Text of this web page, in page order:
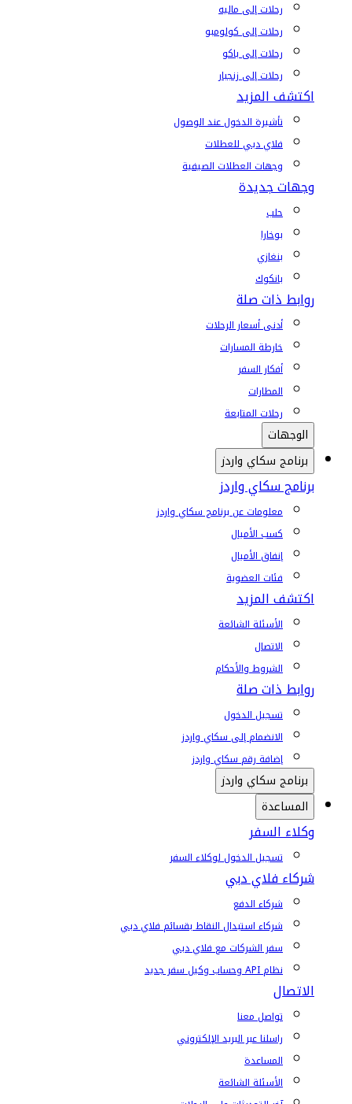
رحلات إلى ماليه
رحلات إلى كولومبو
رحلات إلى باكو
رحلات إلى زنجبار
اكتشف المزيد
تأشيرة الدخول عند الوصول
فلاي دبي للعطلات
وجهات العطلات الصيفية
وجهات جديدة
حلب
بوخارا
بنغازي
بانكوك
روابط ذات صلة
أدنى أسعار الرحلات
خارطة المسارات
أفكار السفر
المطارات
رحلات المتابعة
الوجهات
برنامج سكاي واردز
برنامج سكاي واردز
معلومات عن برنامج سكاي واردز
كسب الأميال
إنفاق الأميال
فئات العضوية
اكتشف المزيد
الأسئلة الشائعة
الاتصال
الشروط والأحكام
روابط ذات صلة
تسجيل الدخول
الانضمام إلى سكاي واردز
إضافة رقم سكاي واردز
برنامج سكاي واردز
المساعدة
وكلاء السفر
تسجيل الدخول لوكلاء السفر
شركاء فلاي دبي
شركاء الدفع
شركاء استبدال النقاط بقسائم فلاي دبي
سفر الشركات مع فلاي دبي
نظام API وحساب وكيل سفر جديد
الاتصال
تواصل معنا
راسلنا عبر البريد الإلكتروني
المساعدة
الأسئلة الشائعة